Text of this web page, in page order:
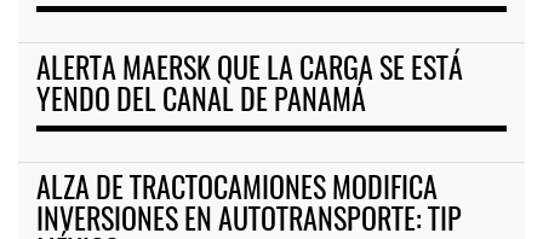
ALERTA MAERSK QUE LA CARGA SE ESTÁ
YENDO DEL CANAL DE PANAMÁ
ALZA DE TRACTOCAMIONES MODIFICA
INVERSIONES EN AUTOTRANSPORTE: TIP